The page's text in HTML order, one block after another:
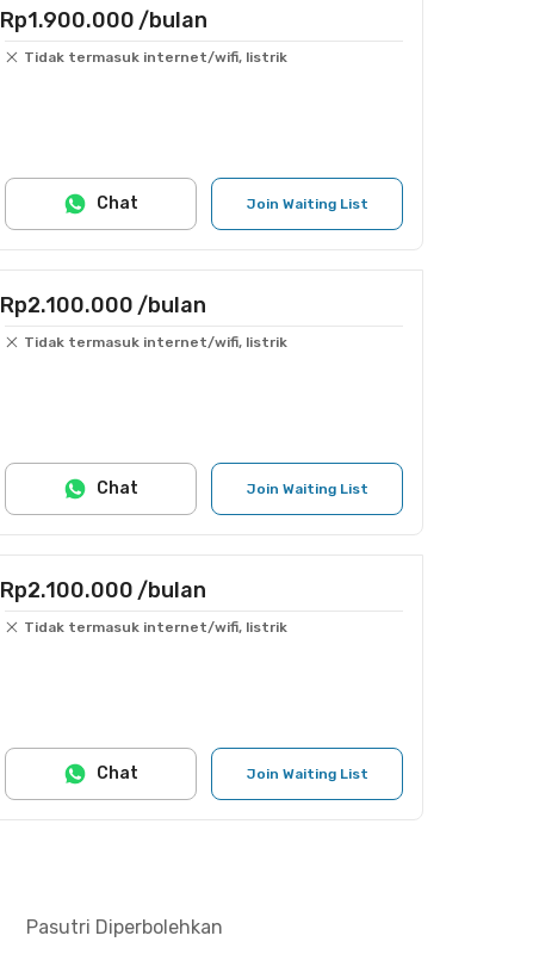
Rp1.900.000 /bulan
Tidak termasuk internet/wifi, listrik
Join Waiting List
Chat
Rp2.100.000 /bulan
Tidak termasuk internet/wifi, listrik
Join Waiting List
Chat
Rp2.100.000 /bulan
Tidak termasuk internet/wifi, listrik
Join Waiting List
Chat
Pasutri Diperbolehkan